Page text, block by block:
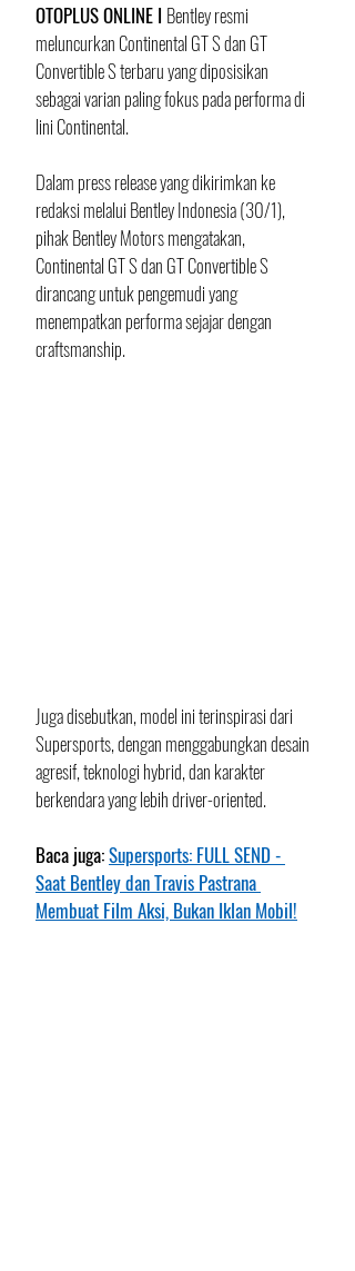
OTOPLUS ONLINE I Bentley resmi
meluncurkan Continental GT S dan GT
Convertible S terbaru yang diposisikan
sebagai varian paling fokus pada performa di
lini Continental.
Dalam press release yang dikirimkan ke
redaksi melalui Bentley Indonesia (30/1),
pihak Bentley Motors mengatakan,
Continental GT S dan GT Convertible S
dirancang untuk pengemudi yang
menempatkan performa sejajar dengan
craftsmanship.
Juga disebutkan, model ini terinspirasi dari
Supersports, dengan menggabungkan desain
agresif, teknologi hybrid, dan karakter
berkendara yang lebih driver-oriented.
Baca juga: Supersports: FULL SEND -
Saat Bentley dan Travis Pastrana
Membuat Film Aksi, Bukan Iklan Mobil!